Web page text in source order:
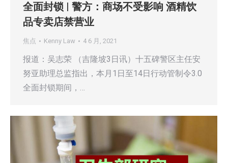
全面封锁 | 警方：商场不受影响 酒精饮
品专卖店禁营业
焦点 Kenny Law 4 6 月, 2021
报道：吴志荣 （吉隆坡3日讯）十五碑警区主任安
努亚助理总监指出，本月1日至14日行动管制令3.0
全面封锁期间，…